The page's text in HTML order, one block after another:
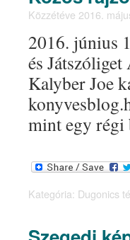
Közzétéve 2016.
2016. június
és
Kalyber Joe
mint egy
Kategória: Dugonics